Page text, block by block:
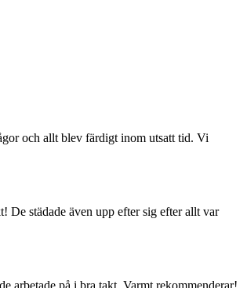
och allt blev färdigt inom utsatt tid. Vi
De städade även upp efter sig efter allt var
arbetade på i bra takt. Varmt rekommenderar!